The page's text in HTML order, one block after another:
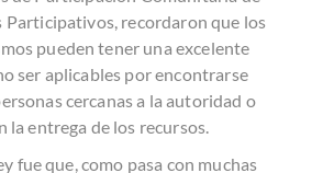
Participativos, recordaron que los
pueden tener una excelente
ser aplicables por encontrarse
cercanas a la autoridad o
la entrega de los recursos.
fue que, como pasa con muchas